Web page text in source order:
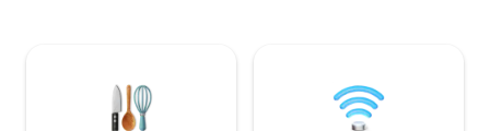
bezienswaardigheden, restaurants,
pubs en winkels allemaal op een korte rit